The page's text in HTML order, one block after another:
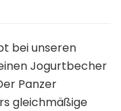
bei unseren
Jogurtbecher
Panzer
gleichmäßige